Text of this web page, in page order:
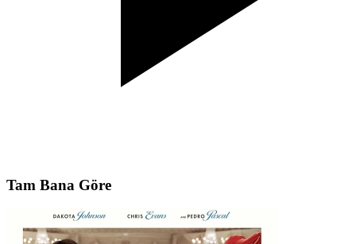
Tam Bana Göre